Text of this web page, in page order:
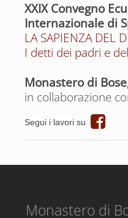
XXIX Convegno
Internazionale di
LA SAPIENZA DEL
I detti dei padri e
Monastero di
in collaborazione
Segui i lavori su
Monastero di